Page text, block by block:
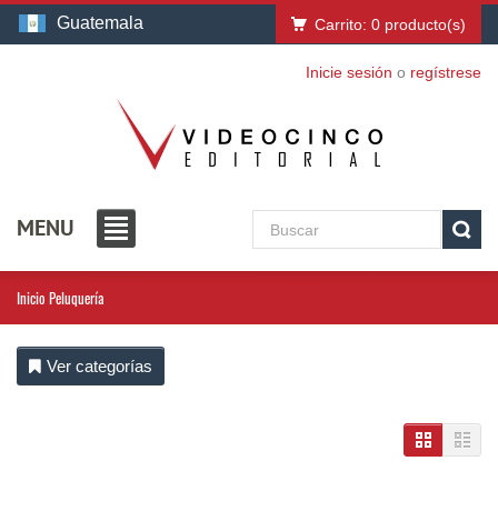
Guatemala Carrito: 0 producto(s)
Inicie sesión o regístrese
MENU
Inicio Peluquería
Ver categorías